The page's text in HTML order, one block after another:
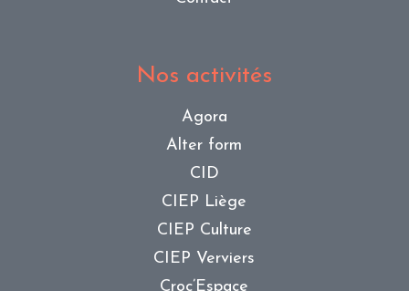
Nos activités
Agora
Alter form
CID
CIEP Liège
CIEP Culture
CIEP Verviers
Croc’Espace